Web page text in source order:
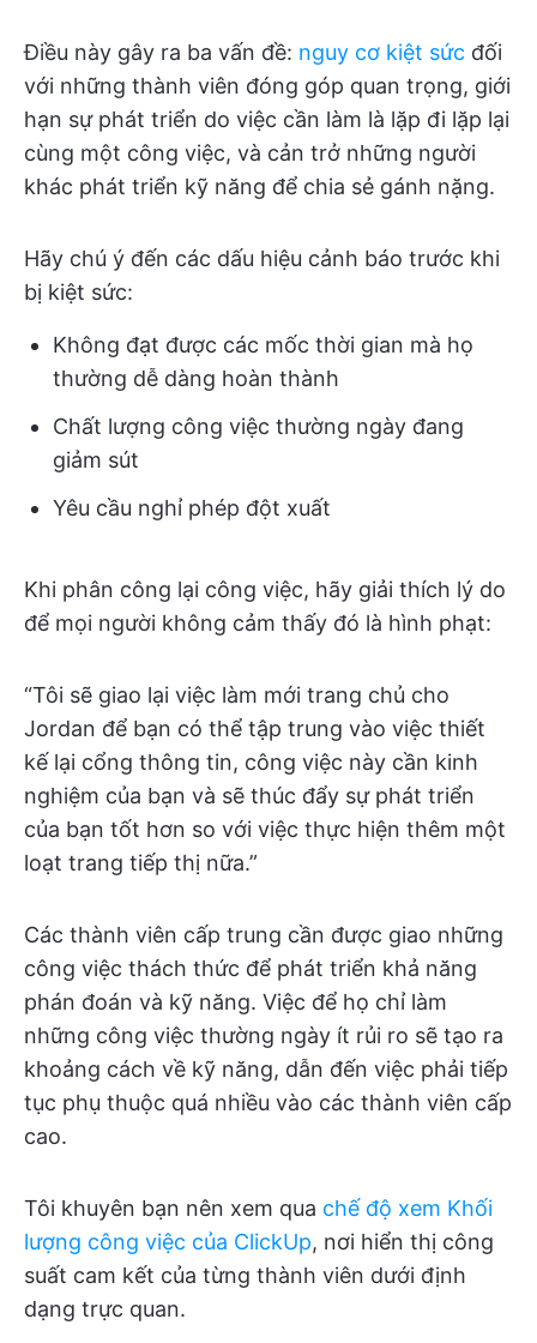
Điều này gây ra ba vấn đề: nguy cơ kiệt sức đối
với những thành viên đóng góp quan trọng, giới
hạn sự phát triển do việc cần làm là lặp đi lặp lại
cùng một công việc, và cản trở những người
khác phát triển kỹ năng để chia sẻ gánh nặng.
Hãy chú ý đến các dấu hiệu cảnh báo trước khi
bị kiệt sức:
Không đạt được các mốc thời gian mà họ
thường dễ dàng hoàn thành
Chất lượng công việc thường ngày đang
giảm sút
Yêu cầu nghỉ phép đột xuất
Khi phân công lại công việc, hãy giải thích lý do
để mọi người không cảm thấy đó là hình phạt:
“Tôi sẽ giao lại việc làm mới trang chủ cho
Jordan để bạn có thể tập trung vào việc thiết
kế lại cổng thông tin, công việc này cần kinh
nghiệm của bạn và sẽ thúc đẩy sự phát triển
của bạn tốt hơn so với việc thực hiện thêm một
loạt trang tiếp thị nữa.”
Các thành viên cấp trung cần được giao những
công việc thách thức để phát triển khả năng
phán đoán và kỹ năng. Việc để họ chỉ làm
những công việc thường ngày ít rủi ro sẽ tạo ra
khoảng cách về kỹ năng, dẫn đến việc phải tiếp
tục phụ thuộc quá nhiều vào các thành viên cấp
cao.
Tôi khuyên bạn nên xem qua chế độ xem Khối
lượng công việc của ClickUp, nơi hiển thị công
suất cam kết của từng thành viên dưới định
dạng trực quan.